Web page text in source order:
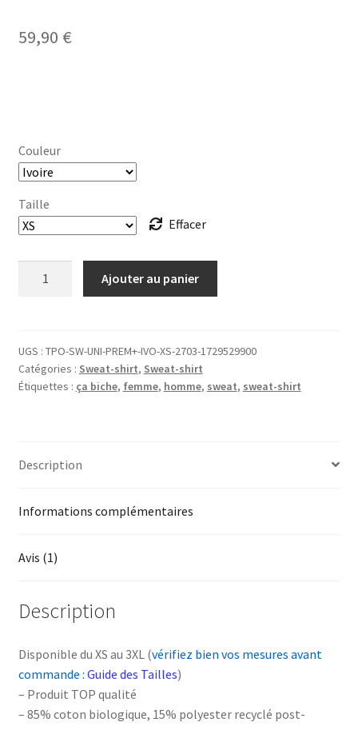
sur
59,90 €
Couleur
Taille
Effacer
ça
biche
Ajouter au panier
UGS : TPO-SW-UNI-PREM+-IVO-XS-2703-1729529900
Catégories : Sweat-shirt, Sweat-shirt
Étiquettes : ça biche, femme, homme, sweat, sweat-shirt
Description
Informations complémentaires
Avis (1)
Description
Disponible du XS au 3XL (vérifiez bien vos mesures avant
commande : Guide des Tailles)
– Produit TOP qualité
– 85% coton biologique, 15% polyester recyclé post-